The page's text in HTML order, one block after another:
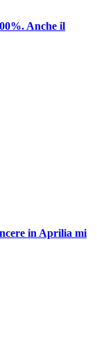
Anche il
in Aprilia mi